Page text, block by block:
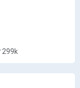
299k